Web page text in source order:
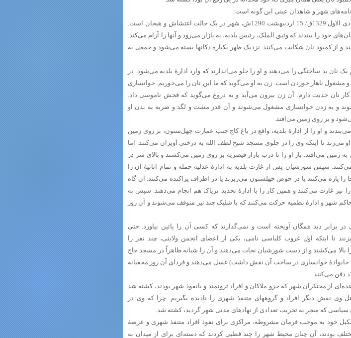
شهر و شاهدان عینی این گونه است:
صبح روز شنبه در تاریخ 7 جمادی الاول 1329ق/ 15 اردیبهشت 1290ش، شهر در یک حالت اغتشاش و هیجان است.
خود را ببندند که وثیق الملک، رئیس بلدیه، به بازار می‌رود و آنها را آرام می‌کند.
و از کمبود نان شکایت می‌کنند. نزدیک ظهر یکباره دکانها بسته می‌شود و جمعی به
نان بد ساختگی را می‌دهند و او را جلو می‌اندازند که وارد ادارۀ بلدیه می‌شود. در
و مشغول ناهار خوردن است. زن به او می‌گوید که ما این نان را می‌خوریم. خوانساری
نان جدیت دارم. آن زن بیرون می‌آید و به دروغ می‌گوید که فحش ناموسی داد.
و به زدن خوانساری مشغول می‌شوند و آن قدر مشت و لگد و ضربه به بدن او
و بر روی زمین می‌افتد.
و او را از ادارۀ بلدیه، واقع در باغ کاج جنب عمارت چهل‌ستون، بر روی زمین
تا اینکه وی را در جلوی مسجد شیخ لطف الله به درختی آویزان می‌کنند. اما
زمین می‌افتد. باز او را تا درب بازار قیصریه بر روی زمین می‌کشند و بالای سر در
می‌کنند. سپس شورشیان پس از غارت بلدیه به ادارۀ عدلیه حمله و تمام اثاثیۀ آن را
را پاره می‌کنند یا در حوض چهلستون می‌ریزند یا در اطراف پراکنده می‌کنند. آن گاه
را نیز غارت می‌کنند و همین کار را با ادارۀ تحدید تریاک هم انجام می‌دهند. سپس به
شهر و ادارۀ نظمیه حرکت می‌کنند که با شلیک چند تیر متوقف می‌شوند و آن روز
دید همگان آویخته است و نمی‌گذارند که کسی آن را پائین بیاورد. حتی
تا اینکه اول غروب کلباسی نامی، یکی از اعضای انجمن ولایتی، چند نفر را
را بالا می‌کشند و از دست شورشیان نجات می‌دهند و آن را شبانه ظاهراً در مسجد حاج
خوانساری در ساخت آن نقش داشت) غسل می‌دهند و فردای آن روز مخفیانه
دفن می‌کنند.
از محتکران شهر که جزو ملاکان و افراد ثروتمند و بانفوذ شهر بودند، کشته شد
وی نقش دیگر افراد و گروههای متنفذ شهری را نادیده بگیریم. چرا که وی در
سیاسی که منجر به تخریب تعدادی از نهادهای مدنی شهر گردید، کشته شد.
خود به موجب فرمان مشروطه، مراکزی برای نفوذ افراد متنفذ شهری و عرصۀ
بودند، آن چنان محیط شهر را چند قطبی کردند که دسته‌ای برای از میدان به